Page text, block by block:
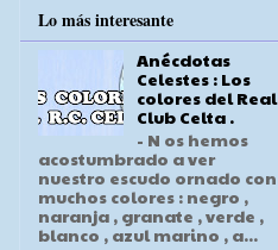
Lo más interesante
Anécdotas
Celestes : Los
colores del Real
Club Celta .
- N os hemos
acostumbrado a ver
nuestro escudo ornado con
muchos colores : negro ,
naranja , granate , verde ,
blanco , azul marino , a...